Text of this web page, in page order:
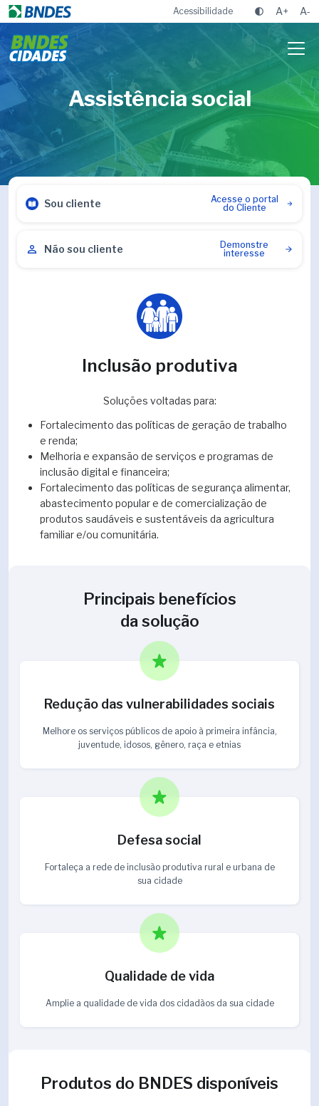
Acessibilidade A+ A-
Assistência social
Sou cliente
Acesse o portal
do Cliente
Não sou cliente
Demonstre
interesse
Inclusão produtiva
Soluções voltadas para:
Fortalecimento das políticas de geração de trabalho
e renda;
Melhoria e expansão de serviços e programas de
inclusão digital e financeira;
Fortalecimento das políticas de segurança alimentar,
abastecimento popular e de comercialização de
produtos saudáveis e sustentáveis da agricultura
familiar e/ou comunitária.
Principais benefícios
da solução
Redução das vulnerabilidades sociais
Melhore os serviços públicos de apoio à primeira infância,
juventude, idosos, gênero, raça e etnias
Defesa social
Fortaleça a rede de inclusão produtiva rural e urbana de
sua cidade
Qualidade de vida
Amplie a qualidade de vida dos cidadãos da sua cidade
Produtos do BNDES disponíveis